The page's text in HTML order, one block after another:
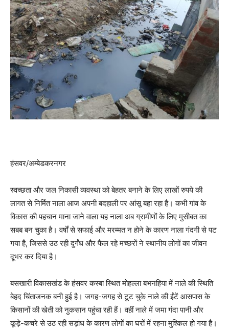
हंसवर/अम्बेडकरनगर
स्वच्छता और जल निकासी व्यवस्था को बेहतर बनाने के लिए लाखों रुपये की
लागत से निर्मित नाला आज अपनी बदहाली पर आंसू बहा रहा है। कभी गांव के
विकास की पहचान माना जाने वाला यह नाला अब ग्रामीणों के लिए मुसीबत का
सबब बन चुका है। वर्षों से सफाई और मरम्मत न होने के कारण नाला गंदगी से पट
गया है, जिससे उठ रही दुर्गंध और फैल रहे मच्छरों ने स्थानीय लोगों का जीवन
दूभर कर दिया है।
बसखारी विकासखंड के हंसवर कस्बा स्थित मोहल्ला बभनहिया में नाले की स्थिति
बेहद चिंताजनक बनी हुई है। जगह-जगह से टूट चुके नाले की ईंटें आसपास के
किसानों की खेती को नुकसान पहुंचा रही हैं। वहीं नाले में जमा गंदा पानी और
कूड़े-कचरे से उठ रही सड़ांध के कारण लोगों का घरों में रहना मुश्किल हो गया है।